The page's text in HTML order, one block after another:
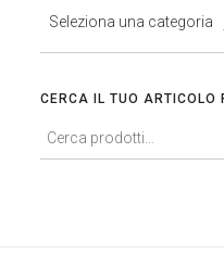
Seleziona una categoria
CERCA IL TUO ARTICOLO